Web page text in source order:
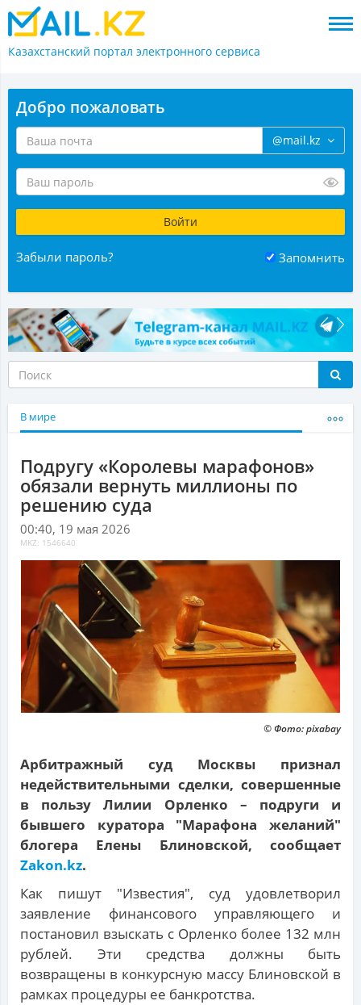
Казахстанский портал электронного сервиса
Добро пожаловать
@mail.kz
Забыли пароль? Запомнить
В мире
Подругу «Королевы марафонов»
обязали вернуть миллионы по
решению суда
00:40, 19 мая 2026
MKZ: 1546640
© Фото: pixabay
Арбитражный суд Москвы признал
недействительными сделки, совершенные
в пользу Лилии Орленко – подруги и
бывшего куратора "Марафона желаний"
блогера Елены Блиновской, сообщает
Zakon.kz.
Как пишут "Известия", суд удовлетворил
заявление финансового управляющего и
постановил взыскать с Орленко более 132 млн
рублей. Эти средства должны быть
возвращены в конкурсную массу Блиновской в
рамках процедуры ее банкротства.